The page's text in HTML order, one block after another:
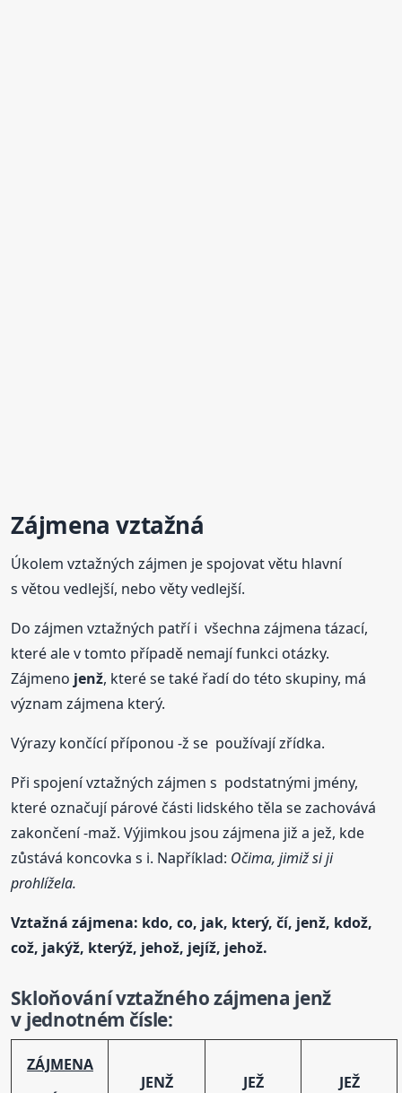
Zájmena vztažná
Úkolem vztažných zájmen je spojovat větu hlavní
s větou vedlejší, nebo věty vedlejší.
Do zájmen vztažných patří i všechna zájmena tázací,
které ale v tomto případě nemají funkci otázky.
Zájmeno jenž, které se také řadí do této skupiny, má
význam zájmena který.
Výrazy končící příponou -ž se používají zřídka.
Při spojení vztažných zájmen s podstatnými jmény,
které označují párové části lidského těla se zachovává
zakončení -maž. Výjimkou jsou zájmena již a jež, kde
zůstává koncovka s i. Například: Očima, jimiž si ji
prohlížela.
Vztažná zájmena: kdo, co, jak, který, čí, jenž, kdož,
což, jakýž, kterýž, jehož, jejíž, jehož.
Skloňovánívztažného zájmena jenž
v jednotném čísle:
ZÁJMENA
JENŽ JEŽ JEŽ